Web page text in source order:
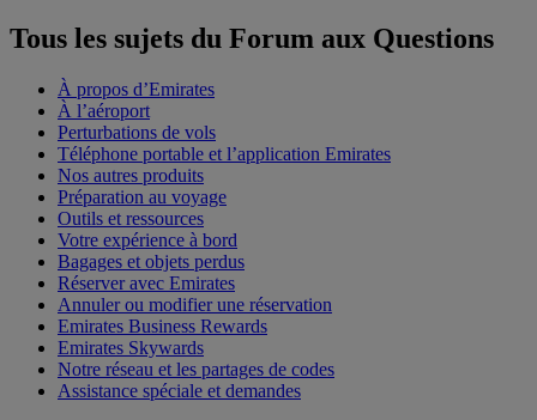
Tous les sujets du Forum aux Questions
À propos d’Emirates
À l’aéroport
Perturbations de vols
Téléphone portable et l’application Emirates
Nos autres produits
Préparation au voyage
Outils et ressources
Votre expérience à bord
Bagages et objets perdus
Réserver avec Emirates
Annuler ou modifier une réservation
Emirates Business Rewards
Emirates Skywards
Notre réseau et les partages de codes
Assistance spéciale et demandes